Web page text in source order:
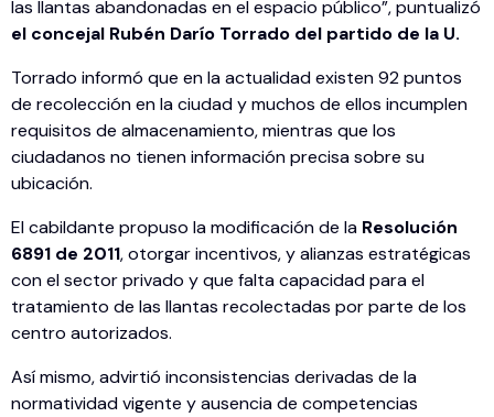
las llantas abandonadas en el espacio público”, puntualizó
el concejal Rubén Darío Torrado del partido de la U.
Torrado informó que en la actualidad existen 92 puntos
de recolección en la ciudad y muchos de ellos incumplen
requisitos de almacenamiento, mientras que los
ciudadanos no tienen información precisa sobre su
ubicación.
El cabildante propuso la modificación de la Resolución
6891 de 2011, otorgar incentivos, y alianzas estratégicas
con el sector privado y que falta capacidad para el
tratamiento de las llantas recolectadas por parte de los
centro autorizados.
Así mismo, advirtió inconsistencias derivadas de la
normatividad vigente y ausencia de competencias